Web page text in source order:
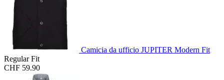
Camicia da ufficio JUPITER Modern Fit
Regular Fit
CHF 59.90